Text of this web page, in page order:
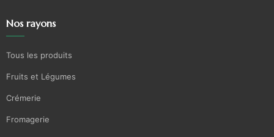
Nos rayons
Tous les produits
Fruits et Légumes
Crémerie
Fromagerie